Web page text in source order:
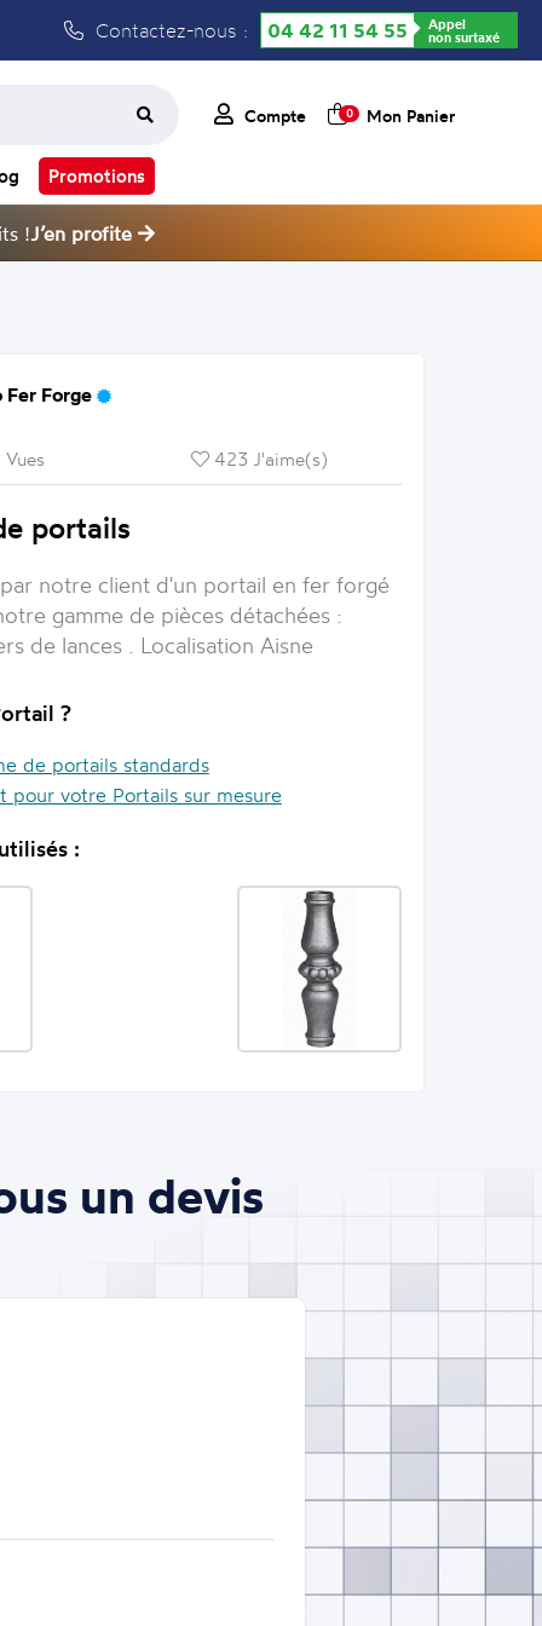
Contactez-nous : 04 42 11 54 55 Appel
non surtaxé
Compte 0 Mon Panier
Promotions
!J’en profite
Fer Forge
423 J'aime(s)
portails
notre client d'un portail en fer forgé
gamme de pièces détachées :
de lances . Localisation Aisne
?
de portails standards
pour votre Portails sur mesure
:
un devis